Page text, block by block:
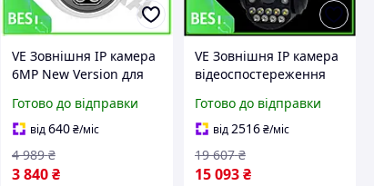
VE Зовнішня IP камера
6MP New Version для
інфрачервоним
підсвічуванням 30
метрів N6W_VER
Готово до відправки
від640 ₴/міс
3 840 ₴
4 989 ₴
VE Зовнішня IP камера
відеоспостереження
інфрачервоним
підсвічуванням 240
метрів купольн
N6W_VER
Готово до відправки
від2516₴/міс
15 093₴
19 607 ₴